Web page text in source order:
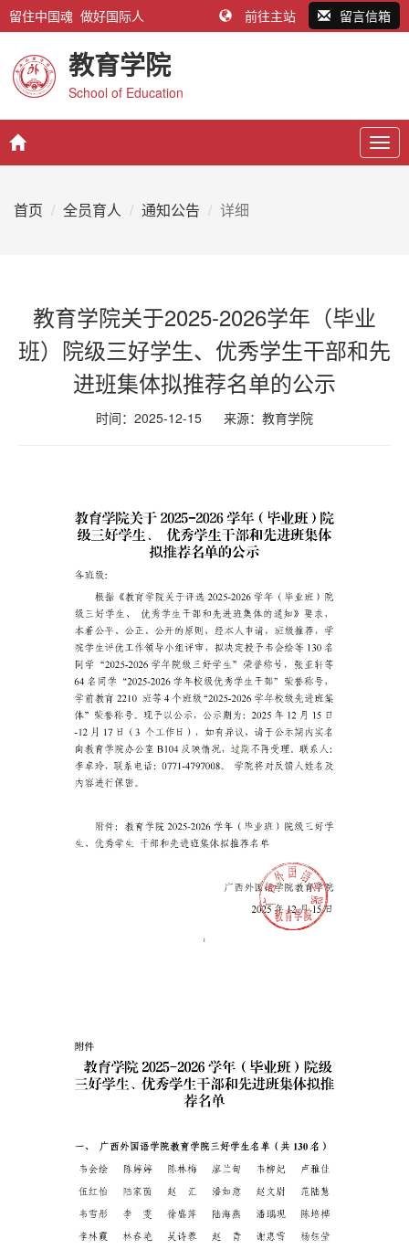
留住中国魂 做好国际人 前往主站 留言信箱
教育学院
School of Education
首页 全员育人 通知公告 详细
教育学院关于2025-2026学年（毕业
班）院级三好学生、优秀学生干部和先
进班集体拟推荐名单的公示
时间：2025-12-15 来源： 教育学院